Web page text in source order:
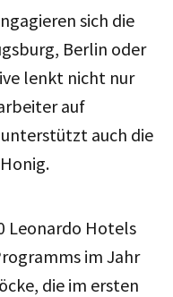
sich die
Berlin oder
lenkt nicht nur
auf
auch die
Leonardo Hotels
im Jahr
die im ersten